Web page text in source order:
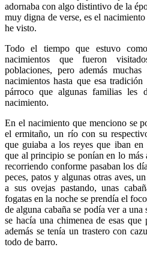
adornaba con algo distintivo de la
muy digna de verse, es el
he visto.
Todo el tiempo que estuvo
nacimientos que fueron
poblaciones, pero además
nacimientos hasta que esa
párroco que algunas familias les
nacimiento.
En el nacimiento que menciono se
el ermitaño, un río con su
que guiaba a los reyes que iban
que al principio se ponían en lo más
recorriendo conforme pasaban los
peces, patos y algunas otras aves,
a sus ovejas pastando, unas
fogatas en la noche se prendía el
de alguna cabaña se podía ver a
se hacía una chimenea de esas
además se tenía un trastero con
todo de barro.